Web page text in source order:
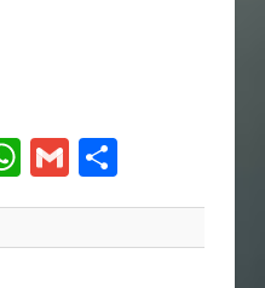
WhatsApp
Gmail